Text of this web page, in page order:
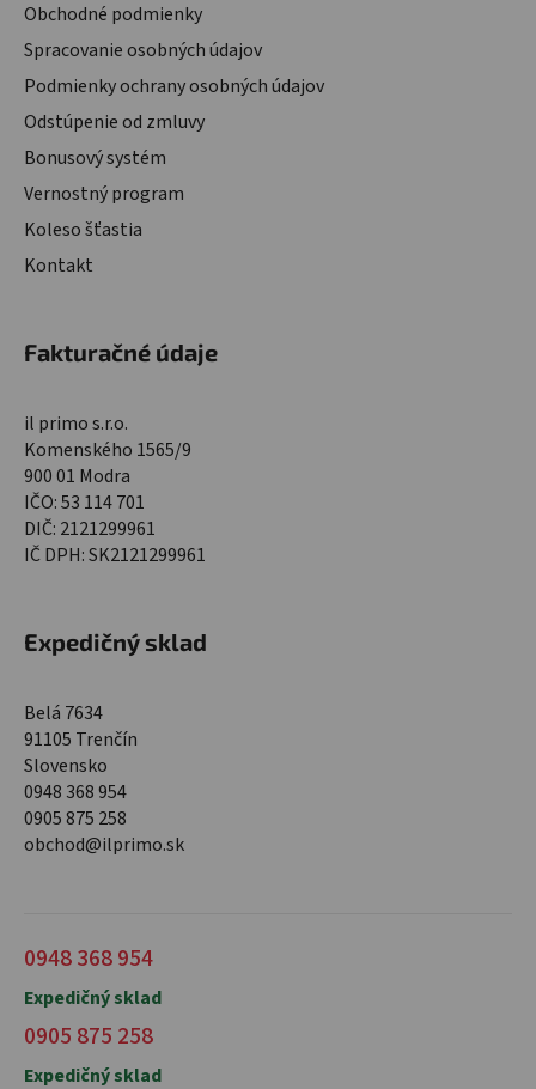
Obchodné podmienky
Spracovanie osobných údajov
Podmienky ochrany osobných údajov
Odstúpenie od zmluvy
Bonusový systém
Vernostný program
Koleso šťastia
Kontakt
Fakturačné údaje
il primo s.r.o.
Komenského 1565/9
900 01 Modra
IČO: 53 114 701
DIČ: 2121299961
IČ DPH: SK2121299961
Expedičný sklad
Belá 7634
91105 Trenčín
Slovensko
0948 368 954
0905 875 258
obchod@ilprimo.sk
0948 368 954
Expedičný sklad
0905 875 258
Expedičný sklad